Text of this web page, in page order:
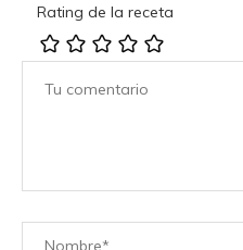
Rating de la receta